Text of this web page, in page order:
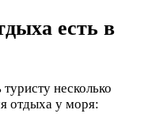
есть в
несколько
отдыха у моря: